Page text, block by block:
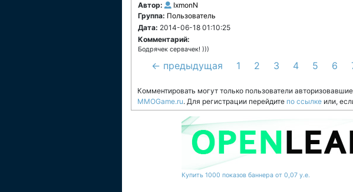
Автор:
IxmonN
Группа: Пользователь
Дата: 2014-06-18 01:10:25
Комментарий:
Бодрячек сервачек! )))
← предыдущая 1 2 3 4 5 6
Комментировать могут только пользователи
MMOGame.ru. Для регистрации перейдите по ссылке или,
Купить 1000 показов баннера от 0,07 у.е.